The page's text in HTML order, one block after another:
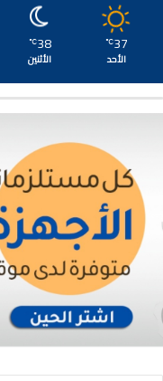
37
℃
الأحد
38
℃
الأثنين